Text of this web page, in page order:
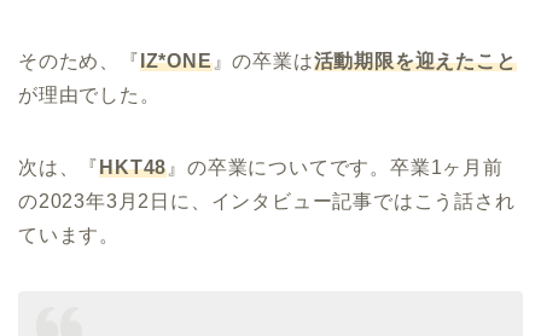
そのため、『IZ*ONE』の卒業は活動期限を迎えたこと
が理由でした。
次は、『HKT48 』の卒業についてです。卒業1ヶ月前
の2023年3月2日に、インタビュー記事ではこう話され
ています。